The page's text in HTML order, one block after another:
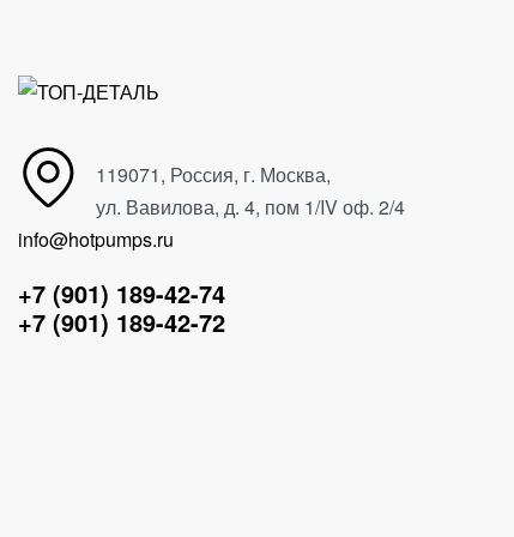
119071, Россия, г. Москва,
ул. Вавилова, д. 4, пом 1/IV оф. 2/4
info@hotpumps.ru
+7 (901) 189-42-74
+7 (901) 189-42-72